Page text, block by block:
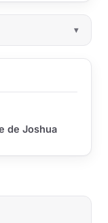
de Joshua